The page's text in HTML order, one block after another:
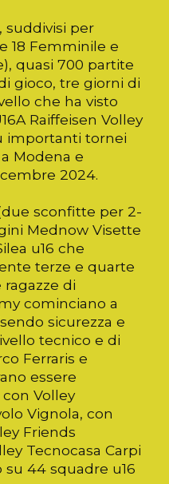
suddivisi per
18 Femminile e
quasi 700 partite
gioco, tre giorni di
che ha visto
Raiffeisen Volley
importanti tornei
Modena e
2024.
sconfitte per 2-
Mednow Visette
u16 che
terze e quarte
di
cominciano a
sicurezza e
tecnico e di
Ferraris e
essere
Volley
Vignola, con
Friends
Tecnocasa Carpi
su 44 squadre u16